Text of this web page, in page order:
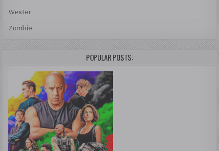
Wester
Zombie
POPULAR POSTS: